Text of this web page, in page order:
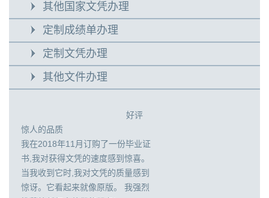
其他国家文凭办理
定制成绩单办理
定制文凭办理
其他文件办理
好评
惊人的品质
我在2018年11月订购了一份毕业证
书,我对获得文凭的速度感到惊喜。
当我收到它时,我对文凭的质量感到
惊讶。它看起来就像原版。 我强烈